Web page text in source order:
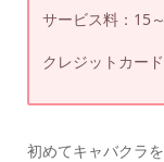
サービス料：15
クレジットカー
初めてキャバクラ